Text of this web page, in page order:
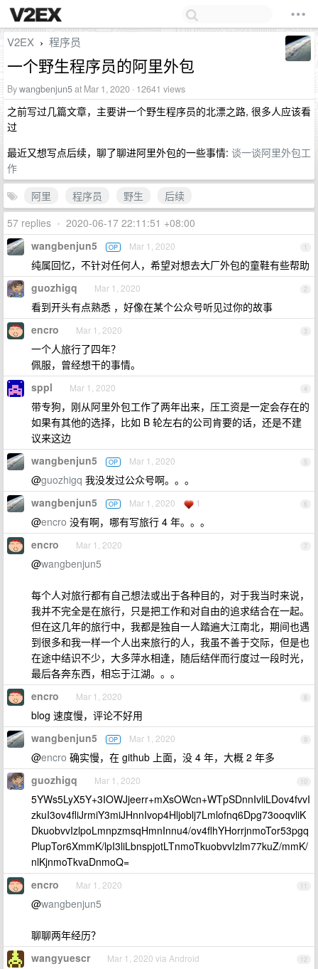
V2EX › 程序员
一个野生程序员的阿里外包
Bywangbenjun5at Mar 1, 2020 · 12641 views
之前写过几篇文章，主要讲一个野生程序员的北漂之路, 很多人应该看
过
最近又想写点后续，聊了聊进阿里外包的一些事情: 谈一谈阿里外包工
作
阿里
程序员 野生
后续
57 replies • 2020-06-17 22:11:51 +08:00
1
wangbenjun5 OP Mar 1, 2020
纯属回忆，不针对任何人，希望对想去大厂外包的童鞋有些帮助
2
guozhigq Mar 1, 2020
看到开头有点熟悉 ，好像在某个公众号听见过你的故事
3
encro Mar 1, 2020
一个人旅行了四年？
佩服，曾经想干的事情。
4
sppl Mar 1, 2020
带专狗，刚从阿里外包工作了两年出来，压工资是一定会存在的
如果有其他的选择，比如 B 轮左右的公司肯要的话，还是不建
议来这边
5
wangbenjun5 OP Mar 1, 2020
@guozhigq 我没发过公众号啊。。。
6
wangbenjun5 OP Mar 1, 2020 1
@encro 没有啊，哪有写旅行 4 年。。。
7
encro Mar 1, 2020
@wangbenjun5
每个人对旅行都有自己想法或出于各种目的，对于我当时来说，
我并不完全是在旅行，只是把工作和对自由的追求结合在一起。
但在这几年的旅行中，我都是独自一人踏遍大江南北，期间也遇
到很多和我一样一个人出来旅行的人，我虽不善于交际，但是也
在途中结识不少，大多萍水相逢，随后结伴而行度过一段时光，
最后各奔东西，相忘于江湖。。。
8
encro Mar 1, 2020
blog 速度慢，评论不好用
9
wangbenjun5 OP Mar 1, 2020
@encro 确实慢，在 github 上面，没 4 年，大概 2 年多
10
guozhigq Mar 1, 2020
5YWs5LyX5Y+3IOWJjeerr+mXsOWcn+WTpSDnnIvliLDov4fvvI
zkuI3ov4fliJrmiY3miJHnnIvop4Hljoblj7Lmlofnq6Dpg73ooqvliK
DkuobvvIzlpoLmnpzmsqHmnInnu4/ov4flhYHorrjnmoTor53pgq
PlupTor6XmmK/lpI3liLbnspjotLTnmoTkuobvvIzlm77kuZ/mmK/
nlKjnmoTkvaDnmoQ=
11
encro Mar 1, 2020
@wangbenjun5
聊聊两年经历？
12
wangyuescr Mar 1, 2020 via Android